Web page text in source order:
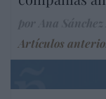
Artículos